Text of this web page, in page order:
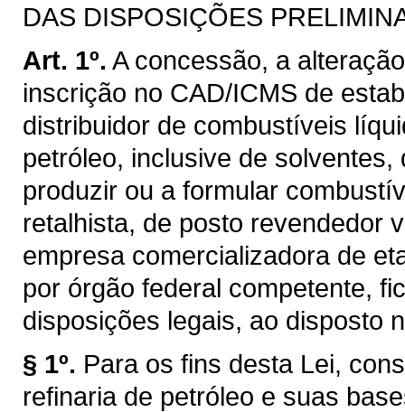
DAS DISPOSIÇÕES
Art. 1º. A concessão, a
inscrição no CAD/ICMS de
distribuidor de combustíveis
petróleo, inclusive de
produzir ou a formular
retalhista, de posto revendedor
empresa comercializadora de
por órgão federal competente,
disposições legais, ao disposto
§ 1º. Para os fins desta Lei,
refinaria de petróleo e suas